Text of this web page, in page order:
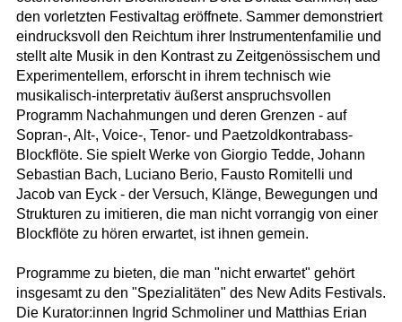
den vorletzten Festivaltag eröffnete. Sammer demonstriert
eindrucksvoll den Reichtum ihrer Instrumentenfamilie und
stellt alte Musik in den Kontrast zu Zeitgenössischem und
Experimentellem, erforscht in ihrem technisch wie
musikalisch-interpretativ äußerst anspruchsvollen
Programm Nachahmungen und deren Grenzen - auf
Sopran-, Alt-, Voice-, Tenor- und Paetzoldkontrabass-
Blockflöte. Sie spielt Werke von Giorgio Tedde, Johann
Sebastian Bach, Luciano Berio, Fausto Romitelli und
Jacob van Eyck - der Versuch, Klänge, Bewegungen und
Strukturen zu imitieren, die man nicht vorrangig von einer
Blockflöte zu hören erwartet, ist ihnen gemein.
Programme zu bieten, die man "nicht erwartet" gehört
insgesamt zu den "Spezialitäten" des New Adits Festivals.
Die Kurator:innen Ingrid Schmoliner und Matthias Erian